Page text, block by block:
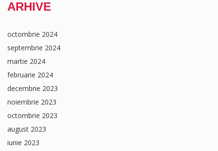
ARHIVE
octombrie 2024
septembrie 2024
martie 2024
februarie 2024
decembrie 2023
noiembrie 2023
octombrie 2023
august 2023
iunie 2023